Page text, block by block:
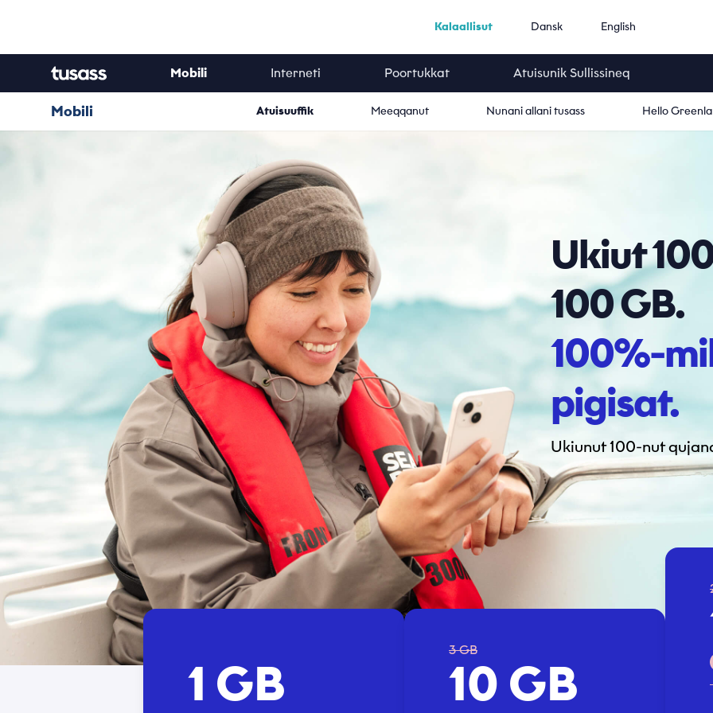
Kalaallisut Dansk English
Mobili Interneti Poortukkat Atuisunik Sullissineq
Mobili Atuisuuffik Meeqqanut Nunani allani tusass Hello
Ukiut
100 GB.
100%-
pigisat.
Ukiunut 100-nut
1 GB 10 GB
3 GB
Telefonnormu